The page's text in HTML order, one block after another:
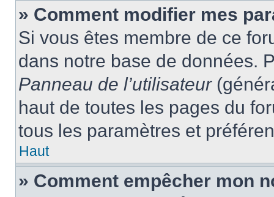
» Comment modifier mes
Si vous êtes membre de ce
dans notre base de données.
Panneau de l’utilisateur
haut de toutes les pages du
tous les paramètres et
Haut
» Comment empêcher mon